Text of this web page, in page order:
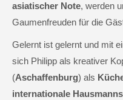
asiatischer Note, werden
Gaumenfreuden für die
Gelernt ist gelernt und mit
sich Philipp als kreativer
(Aschaffenburg) als
internationale